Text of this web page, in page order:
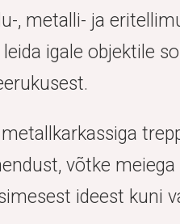
, metalli- ja
igale objektile
võtke meiega
ideest kuni